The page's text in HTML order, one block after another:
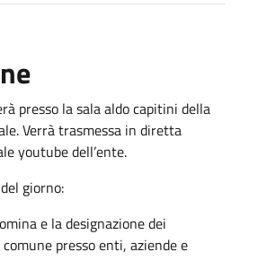
presso la sala aldo capitini della
Verrà trasmessa in diretta
youtube dell’ente.
giorno:
e la designazione dei
presso enti, aziende e